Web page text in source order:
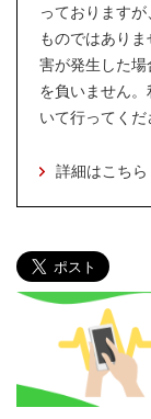
っております
ものではあり
害が発生した
を負いません
いて行ってくだ
詳細はこちら